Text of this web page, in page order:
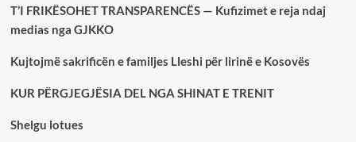
T’I FRIKËSOHET TRANSPARENCËS — Kufizimet e reja ndaj
medias nga GJKKO
Kujtojmë sakrificën e familjes Lleshi për lirinë e Kosovës
KUR PËRGJEGJËSIA DEL NGA SHINAT E TRENIT
Shelgu lotues